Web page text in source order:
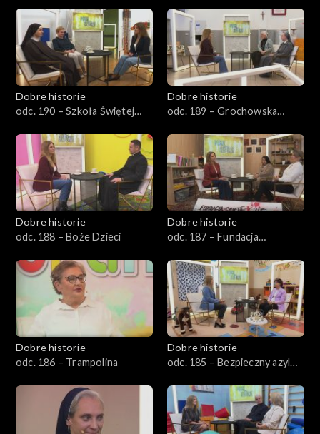
Dobre historie
odc. 190 – Szkoła Świętej
Dobre historie
odc. 189 – Grochowska
Dobre historie
odc. 188 – Boże Dzieci
Dobre historie
odc. 187 – Fundacja
Dobre historie
odc. 186 – Trampolina
Dobre historie
odc. 185 – Bezpieczny azyl